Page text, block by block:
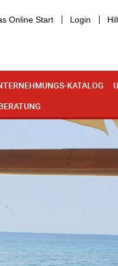
Online Start Login
KATALOG